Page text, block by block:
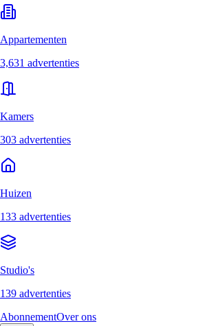
Appartementen
3,631 advertenties
Kamers
303 advertenties
Huizen
133 advertenties
Studio's
139 advertenties
AbonnementOver ons